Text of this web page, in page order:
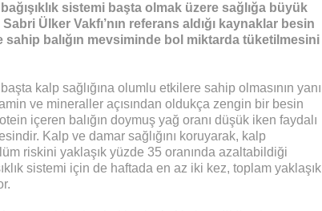
sistemi başta olmak üzere sağlığa büyük
Ülker Vakfı’nın referans aldığı kaynaklar besin
balığın mevsiminde bol miktarda tüketilmesini
kalp sağlığına olumlu etkilere sahip olmasının yanı
ve mineraller açısından oldukça zengin bir besin
içeren balığın doymuş yağ oranı düşük iken faydalı
Kalp ve damar sağlığını koruyarak, kalp
riskini yaklaşık yüzde 35 oranında azaltabildiği
sistemi için de haftada en az iki kez, toplam yaklaşık